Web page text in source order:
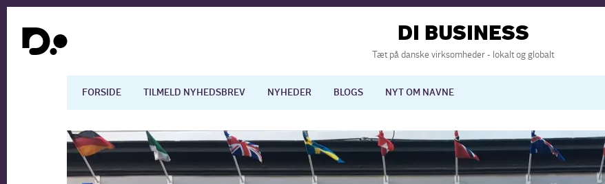
DI BUSINESS
Tæt på danske virksomheder - lokalt og globalt
FORSIDE TILMELD NYHEDSBREV NYHEDER BLOGS NYT OM NAVNE
Dansk økonomi Digitalisering International økonomi